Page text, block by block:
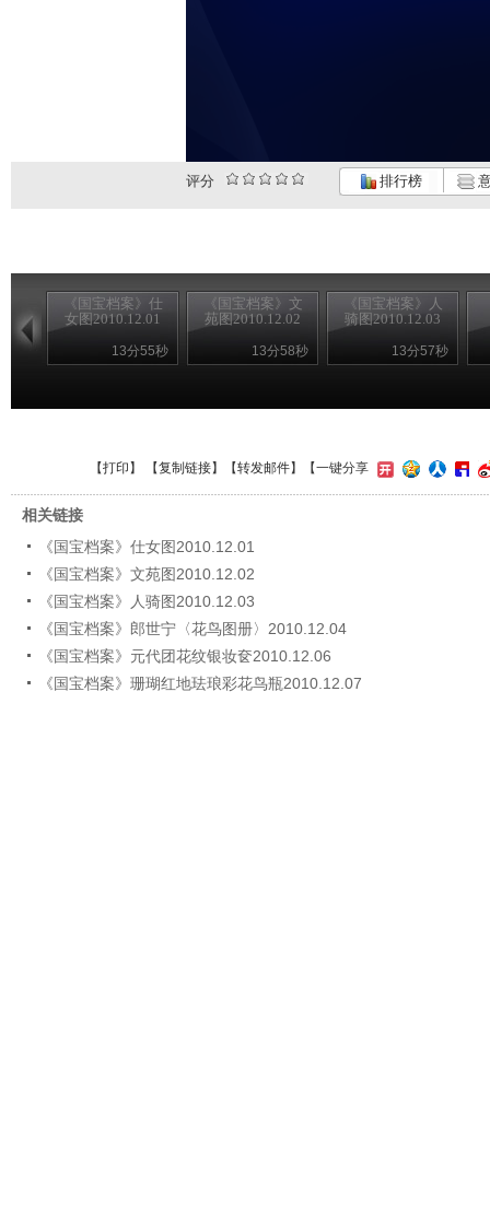
评分 排行榜
《国宝档案》仕
女图2010.12.01
13分55秒
《国宝档案》文
苑图2010.12.02
13分58秒
《国宝档案》人
骑图2010.12.03
13分57秒
【打印 】 【复制链接】【转发邮件】 【一键分享
相关链接
《国宝档案》仕女图2010.12.01
《国宝档案》文苑图2010.12.02
《国宝档案》人骑图2010.12.03
《国宝档案》郎世宁〈花鸟图册〉2010.12.04
《国宝档案》元代团花纹银妆奁2010.12.06
《国宝档案》珊瑚红地珐琅彩花鸟瓶2010.12.07